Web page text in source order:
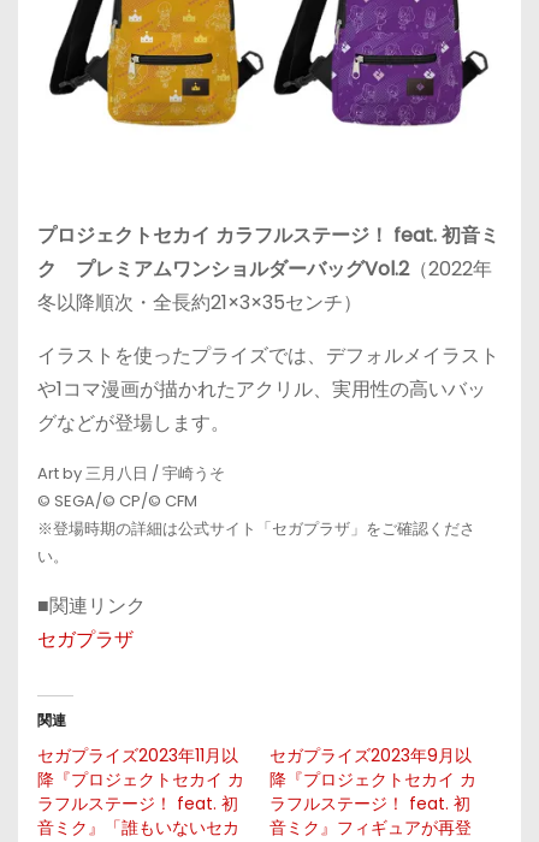
プロジェクトセカイ カラフルステージ！ feat. 初音ミ
ク プレミアムワンショルダーバッグVol.2（2022年
冬以降順次・全長約21×3×35センチ）
イラストを使ったプライズでは、デフォルメイラスト
や1コマ漫画が描かれたアクリル、実用性の高いバッ
グなどが登場します。
Art by 三月八日 / 宇崎うそ
© SEGA/© CP/© CFM
※登場時期の詳細は公式サイト「セガプラザ」をご確認くださ
い。
■関連リンク
セガプラザ
関連
セガプライズ2023年11月以
降『プロジェクトセカイ カ
ラフルステージ！ feat. 初
音ミク』「誰もいないセカ
セガプライズ2023年9月以
降『プロジェクトセカイ カ
ラフルステージ！ feat. 初
音ミク』フィギュアが再登